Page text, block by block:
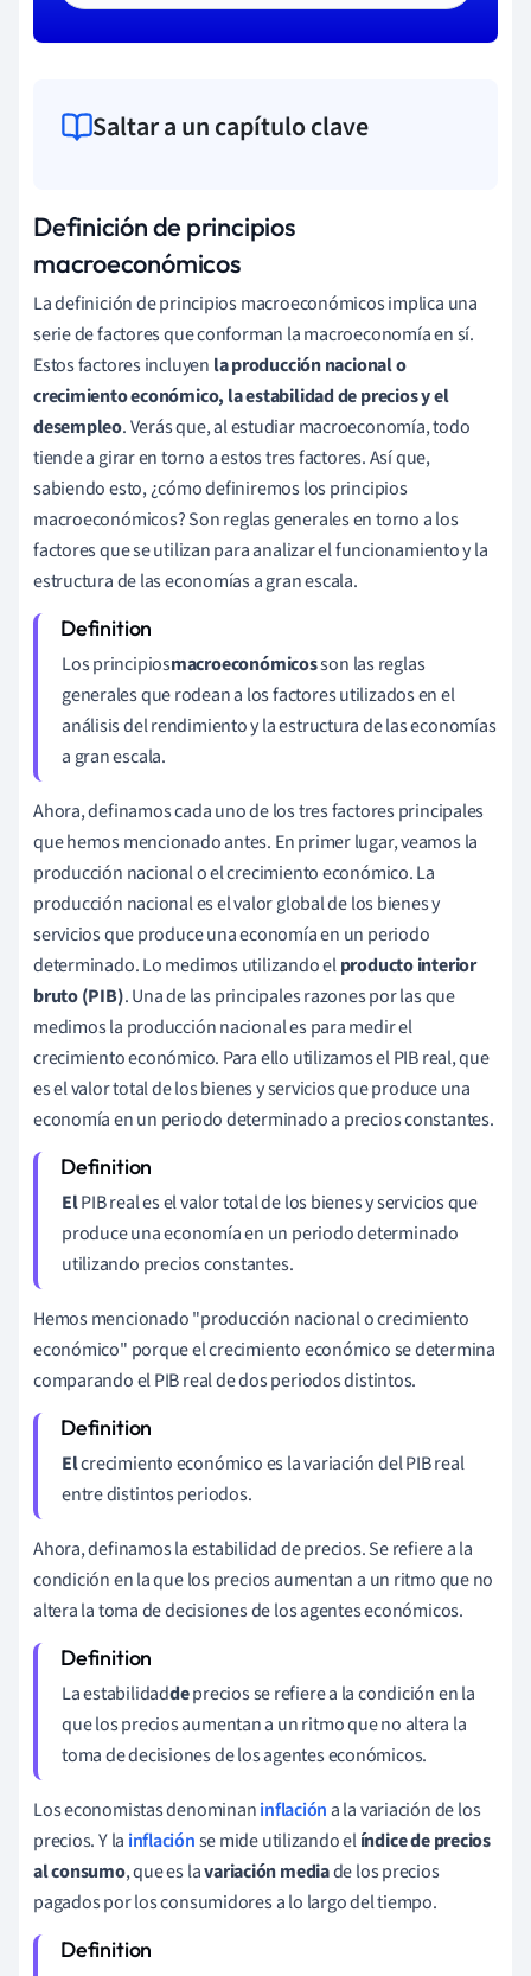
Saltar a un capítulo clave
Definición de principios
macroeconómicos
La definición de principios macroeconómicos implica una
serie de factores que conforman la macroeconomía en sí.
Estos factores incluyen la producción nacional o
crecimiento económico, la estabilidad de precios y el
desempleo. Verás que, al estudiar macroeconomía, todo
tiende a girar en torno a estos tres factores. Así que,
sabiendo esto, ¿cómo definiremos los principios
macroeconómicos? Son reglas generales en torno a los
factores que se utilizan para analizar el funcionamiento y la
estructura de las economías a gran escala.
Los principiosmacroeconómicosson las reglas
generales que rodean a los factores utilizados en el
análisis del rendimiento y la estructura de las economías
a gran escala.
Ahora, definamos cada uno de los tres factores principales
que hemos mencionado antes. En primer lugar, veamos la
producción nacional o el crecimiento económico. La
producción nacional es el valor global de los bienes y
servicios que produce una economía en un periodo
determinado. Lo medimos utilizando elproducto interior
bruto (PIB). Una de las principales razones por las que
medimos la producción nacional es para medir el
crecimiento económico. Para ello utilizamos el PIB real, que
es el valor total de los bienes y servicios que produce una
economía en un periodo determinado a precios constantes.
ElPIB real es el valor total de los bienes y servicios que
produce una economía en un periodo determinado
utilizando precios constantes.
Hemos mencionado "producción nacional o crecimiento
económico" porque el crecimiento económico se determina
comparando el PIB real de dos periodos distintos.
Elcrecimiento económico es la variación del PIB real
entre distintos periodos.
Ahora, definamos la estabilidad de precios. Se refiere a la
condición en la que los precios aumentan a un ritmo que no
altera la toma de decisiones de los agentes económicos.
La estabilidaddeprecios se refiere a la condición en la
que los precios aumentan a un ritmo que no altera la
toma de decisiones de los agentes económicos.
Los economistas denominaninflación a la variación de los
precios. Y la inflaciónse mide utilizando elíndice de precios
al consumo, que es lavariación mediade los precios
pagados por los consumidores a lo largo del tiempo.